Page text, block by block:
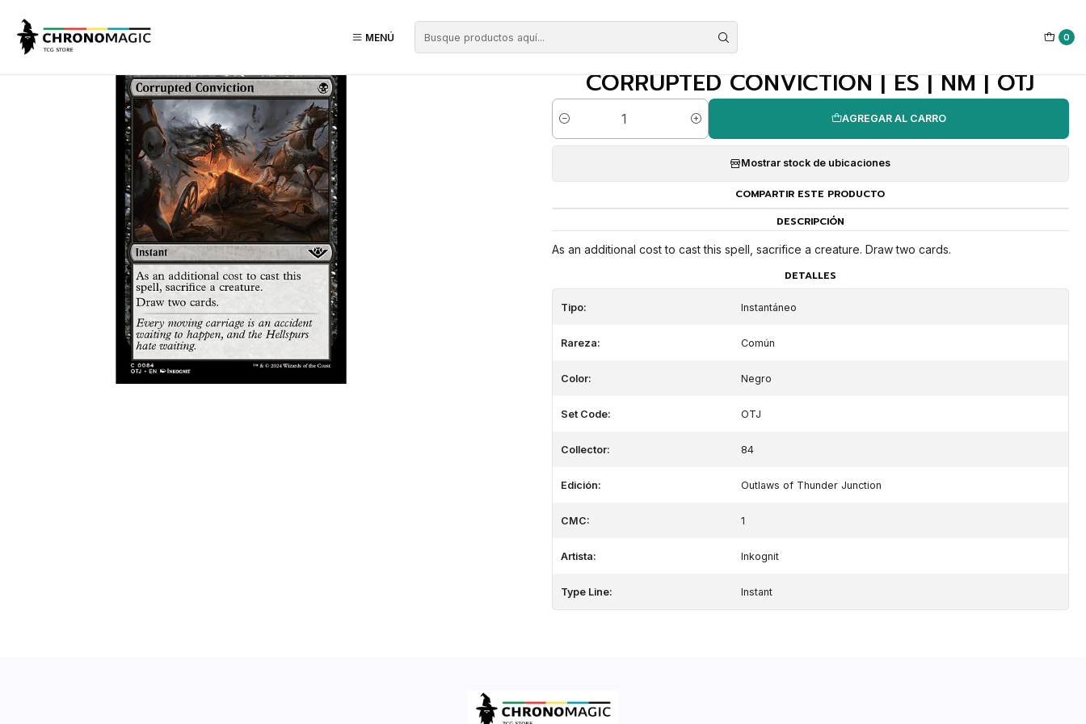
MENÚ 0
CORRUPTED CONVICTION | ES | NM | OTJ
Cantidad
AGREGAR AL CARRO
Mostrar stock de ubicaciones
COMPARTIR ESTE PRODUCTO
DESCRIPCIÓN
As an additional cost to cast this spell, sacrifice a creature. Draw two cards.
DETALLES
Tipo: Instantáneo
Rareza: Común
Color: Negro
Set Code: OTJ
Collector: 84
Edición: Outlaws of Thunder Junction
CMC: 1
Artista: Inkognit
Type Line: Instant